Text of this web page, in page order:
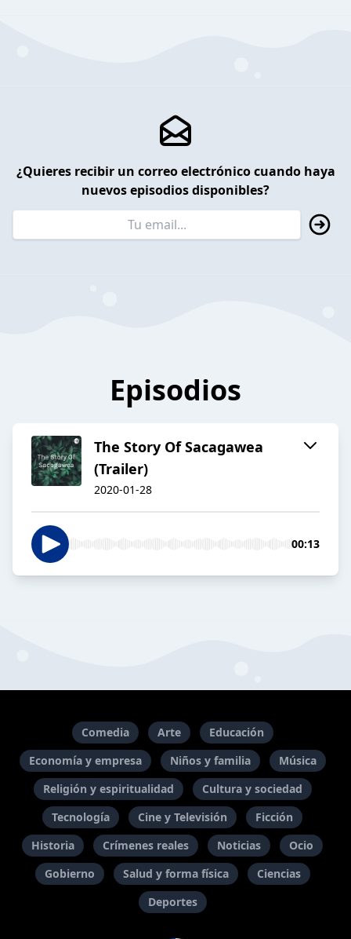
¿Quieres recibir un correo electrónico cuando haya
nuevos episodios disponibles?
Episodios
The Story Of Sacagawea
(Trailer)
2020-01-28
00:13
Comedia Arte
Educación
Economía y empresa
Niños y familia
Música
Religión y espiritualidad
Cultura y sociedad
Tecnología
Cine y Televisión
Ficción
Historia
Crímenes reales Noticias
Ocio
Gobierno
Salud y forma física
Ciencias
Deportes